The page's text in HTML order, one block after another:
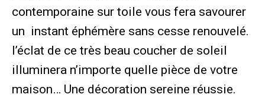
contemporaine sur toile vous fera savourer
un instant éphémère sans cesse renouvelé.
l’éclat de ce très beau coucher de soleil
illuminera n’importe quelle pièce de votre
maison… Une décoration sereine réussie.